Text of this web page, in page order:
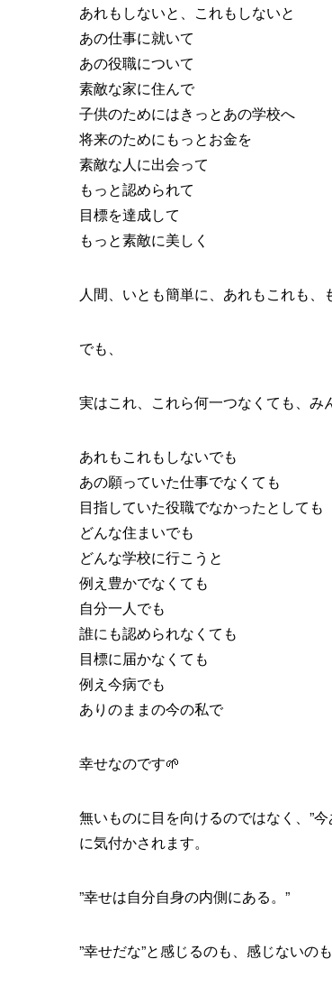
あれもしないと、これもしないと
あの仕事に就いて
あの役職について
素敵な家に住んで
子供のためにはきっとあの学校へ
将来のためにもっとお金を
素敵な人に出会って
もっと認められて
目標を達成して
もっと素敵に美しく
人間、いとも簡単に、あれもこれも
でも、
実はこれ、これら何一つなくても、み
あれもこれもしないでも
あの願っていた仕事でなくても
目指していた役職でなかったとしても
どんな住まいでも
どんな学校に行こうと
例え豊かでなくても
自分一人でも
誰にも認められなくても
目標に届かなくても
例え今病でも
ありのままの今の私で
幸せなのです🌱
無いものに目を向けるのではなく、”
に気付かされます。
”幸せは自分自身の内側にある。”
”幸せだな”と感じるのも、感じないの